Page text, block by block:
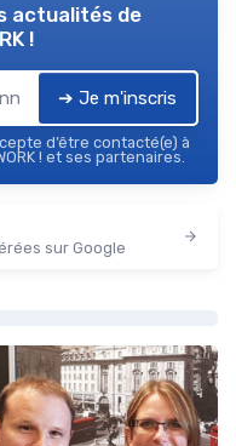
actualités de
!
➔ Je m'inscris
d’être contacté(e) à
! et ses partenaires.
sur Google